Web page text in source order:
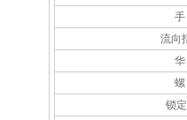
手
流向
华
螺
锁